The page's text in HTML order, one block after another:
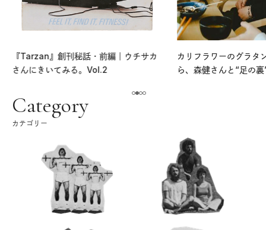
『Tarzan』創刊秘話・前編｜ウチサカ
さんにきいてみる。Vol.2
カリフラワーのグラタ
ら、森健さんと“足の
Category
カテゴリー